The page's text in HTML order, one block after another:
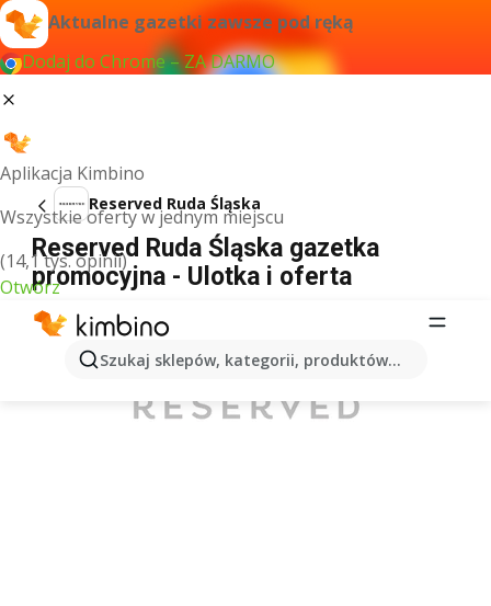
Aktualne gazetki zawsze pod ręką
Dodaj do Chrome – ZA DARMO
Aplikacja Kimbino
Wszystkie oferty w jednym miejscu
(14,1 tys. opinii)
Otwórz
Szukaj sklepów, kategorii, produktów...
Reserved Ruda Śląska
Reserved Ruda Śląska gazetka
promocyjna - Ulotka i oferta